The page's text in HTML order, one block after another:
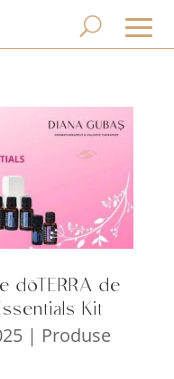
dōTERRA de
Kit
| Produse